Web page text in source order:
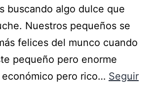
buscando algo dulce que
Nuestros pequeños se
felices del munco cuando
pequeño pero enorme
económico pero rico… Seguir